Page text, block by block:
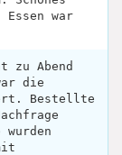
war
zu Abend
die
Bestellte